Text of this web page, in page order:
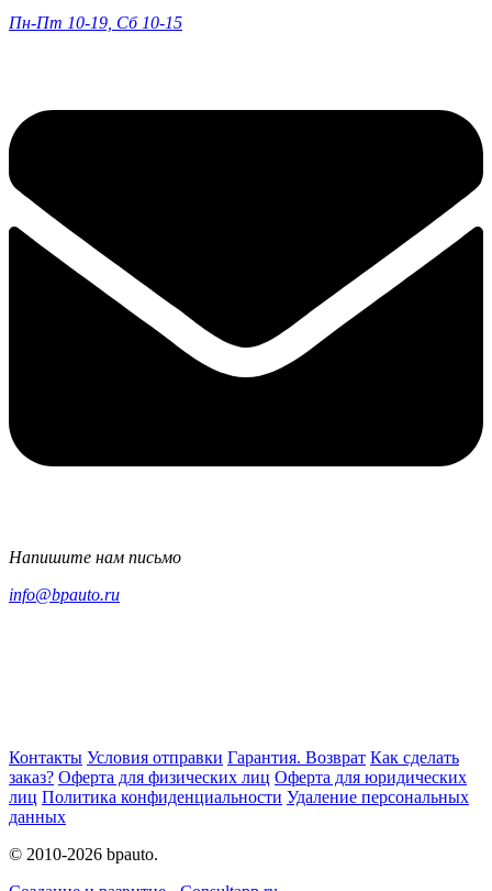
Пн-Пт 10-19, Сб 10-15
Напишите нам письмо
info@bpauto.ru
Контакты Условия отправки Гарантия. Возврат Как сделать
заказ? Оферта для физических лиц Оферта для юридических
лиц Политика конфиденциальности Удаление персональных
данных
© 2010-2026 bpauto.